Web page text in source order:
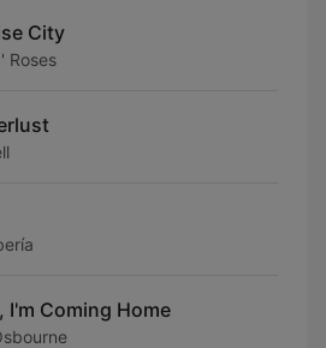
City
Roses
I'm Coming Home